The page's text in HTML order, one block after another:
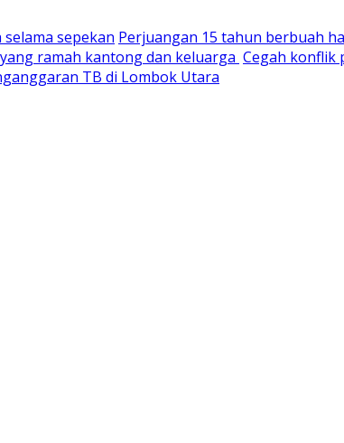
sepekan Perjuangan 15 tahun berbuah
ramah kantong dan keluarga Cegah konflik
TB di Lombok Utara